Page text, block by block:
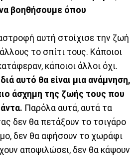
βοηθήσουμε όπου
αυτή στοίχισε την ζωή
το σπίτι τους. Κάποιοι
κάποιοι άλλοι όχι.
αυτό θα είναι μια ανάμνηση,
άσχημη της ζωής τους που
Παρόλα αυτά, αυτά τα
δεν θα πετάξουν το τσιγάρο
δεν θα αφήσουν το χωράφι
αποψιλώσει, δεν θα κάψουν